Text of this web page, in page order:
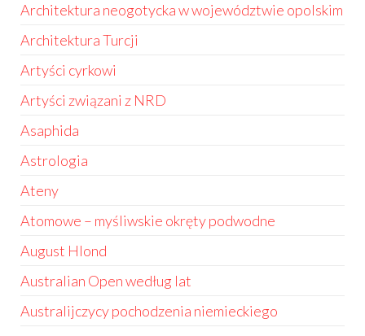
Architektura neogotycka w województwie opolskim
Architektura Turcji
Artyści cyrkowi
Artyści związani z NRD
Asaphida
Astrologia
Ateny
Atomowe – myśliwskie okręty podwodne
August Hlond
Australian Open według lat
Australijczycy pochodzenia niemieckiego